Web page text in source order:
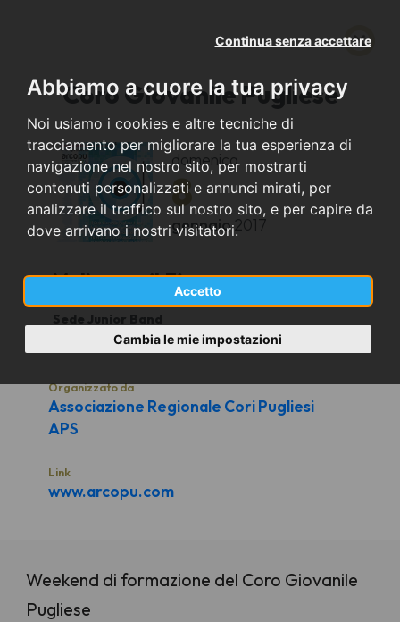
Abbiamo a cuore la tua privacy
Noi usiamo i cookies e altre tecniche di
tracciamento per migliorare la tua esperienza di
navigazione nel nostro sito, per mostrarti
contenuti personalizzati e annunci mirati, per
analizzare il traffico sul nostro sito, e per capire da
dove arrivano i nostri visitatori.
Accetto
Continua senza accettare
Cambia le mie impostazioni
Coro Giovanile Pugliese
domenica
8
gennaio 2017
Melissano (LE)
Sede Junior Band
Organizzato da
Associazione Regionale Cori Pugliesi
APS
Link
www.arcopu.com
Weekend di formazione del Coro Giovanile
Pugliese